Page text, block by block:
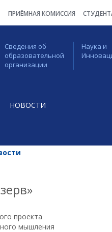
ПРИЁМНАЯ КОМИССИЯ
Сведения об
образовательной
организации
Наука и
НОВОСТИ
проекта
мышления